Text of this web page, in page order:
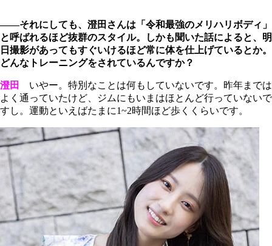
――それにしても、澄田さんは「令和最強のメリハリボディ」
と呼ばれるほど抜群のスタイル。しかも聞いた話によると、明
日撮影があってもすぐいけるほど常に体を仕上げているとか。
どんなトレーニングをされているんですか？
澄田
いやー。特別なことは何もしていないです。昨年までは
よく通っていたけど、ジムにもいまはほとんど行っていないで
すし。運動といえばたまに1~2時間ほど歩くくらいです。